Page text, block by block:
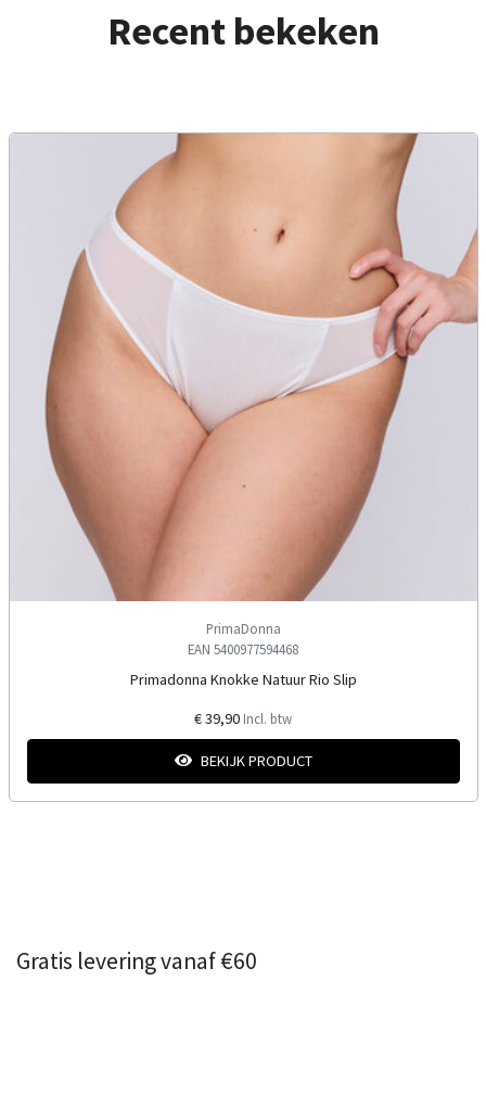
Recent bekeken
PrimaDonna
EAN 5400977594468
Primadonna Knokke Natuur Rio Slip
€ 39,90 Incl. btw
BEKIJK PRODUCT
Gratis levering vanaf €60